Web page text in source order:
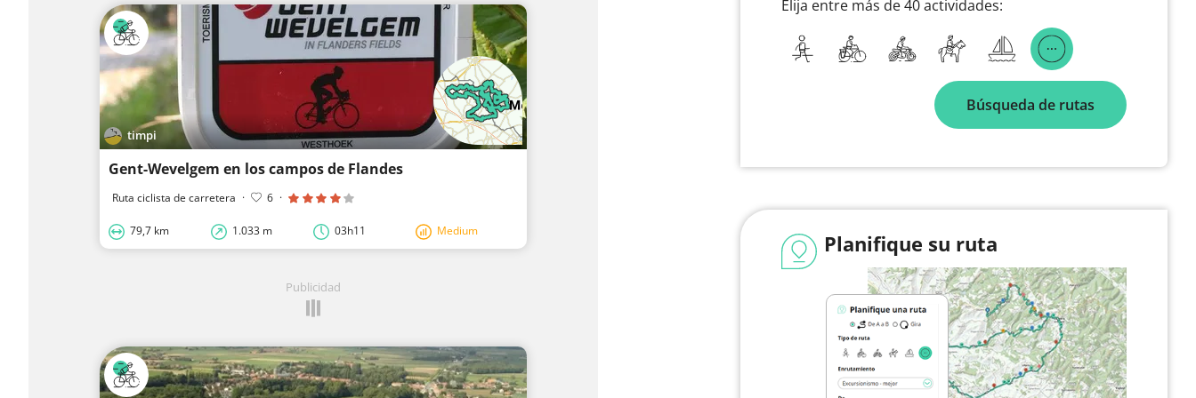
timpi
Gent-Wevelgem en los campos de Flandes
Ruta ciclista de carretera · 6 ·
79,7 km 1.033 m 03h11 Medium
Publicidad
Elija entre más de 40 actividades:
Búsqueda de rutas
Planifique su ruta